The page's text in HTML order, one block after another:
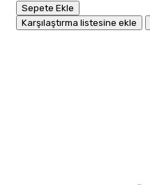
Sepete Ekle
Karşılaştırma listesine ekle